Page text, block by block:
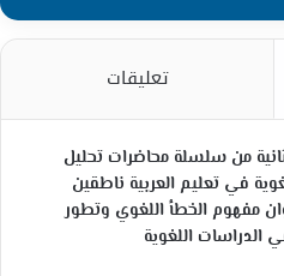
تعليقات
من سلسلة محاضرات تحليل
في تعليم العربية ناطقين
مفهوم الخطأ اللغوي وتطور
الدراسات اللغوية